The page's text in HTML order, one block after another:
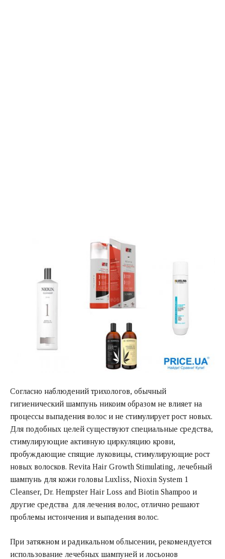
Согласно наблюдений трихологов, обычный
гигиенический шампунь никоим образом не влияет на
процессы выпадения волос и не стимулирует рост новых.
Для подобных целей существуют специальные средства,
стимулирующие активную циркуляцию крови,
пробуждающие спящие луковицы, стимулирующие рост
новых волосков. Revita Hair Growth Stimulating, лечебный
шампунь для кожи головы Luxliss, Nioxin System 1
Cleanser, Dr. Hempster Hair Loss and Biotin Shampoo и
другие средства для лечения волос, отлично решают
проблемы истончения и выпадения волос.
При затяжном и радикальном облысении, рекомендуется
использование лечебных шампуней и лосьонов